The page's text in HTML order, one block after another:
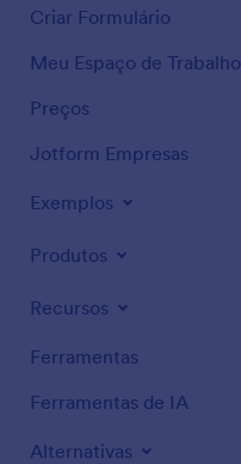
Criar Formulário
Meu Espaço de Trabalho
Preços
Jotform Empresas
Exemplos
Produtos
Recursos
Ferramentas
Ferramentas de IA
Alternativas